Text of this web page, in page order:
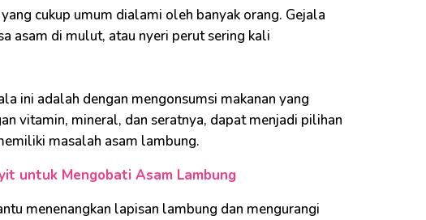
cukup umum dialami oleh banyak orang. Gejala
asam di mulut, atau nyeri perut sering kali
ini adalah dengan mengonsumsi makanan yang
vitamin, mineral, dan seratnya, dapat menjadi pilihan
masalah asam lambung.
untuk Mengobati Asam Lambung
menenangkan lapisan lambung dan mengurangi